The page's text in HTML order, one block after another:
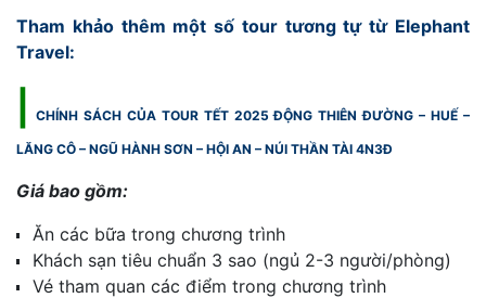
Tham khảo thêm một số tour tương tự từ Elephant
Travel:
CHÍNH SÁCH CỦA TOUR TẾT 2025 ĐỘNG THIÊN ĐƯỜNG – HUẾ –
LĂNG CÔ – NGŨ HÀNH SƠN – HỘI AN – NÚI THẦN TÀI 4N3Đ
Giá bao gồm:
Ăn các bữa trong chương trình
Khách sạn tiêu chuẩn 3 sao (ngủ 2-3 người/phòng)
Vé tham quan các điểm trong chương trình